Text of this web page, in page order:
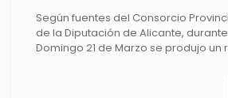
Según fuentes del Consorcio
de la Diputación de Alicante,
Domingo 21 de Marzo se produjo un